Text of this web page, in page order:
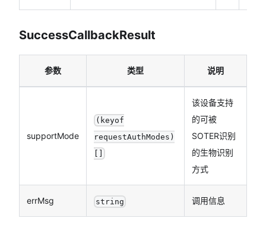
SuccessCallbackResult
参数 类型 说明
supportMode
(keyof
requestAuthModes)
该设备支持
的可被
SOTER识别
的生物识别
方式
errMsg string 调用信息